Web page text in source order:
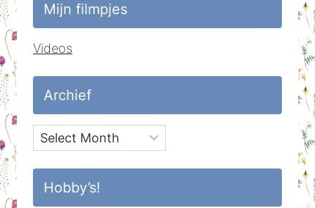
Mijn filmpjes
Videos
Archief
Archief
Hobby’s!